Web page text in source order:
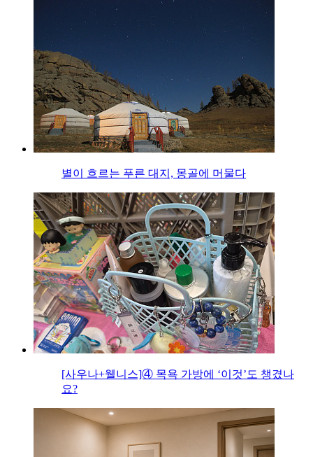
별이 흐르는 푸른 대지, 몽골에 머물다
[사우나+웰니스]④ 목욕 가방에 ‘이것’도 챙겼나
요?